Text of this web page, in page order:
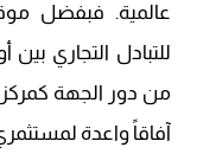
عالمية. فبفضل
للتبادل التجاري بين
من دور الجهة كمركز
آفاقاً واعدة